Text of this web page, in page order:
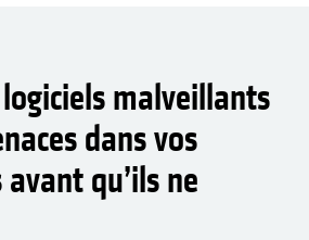
malveillants
dans vos
qu’ils ne